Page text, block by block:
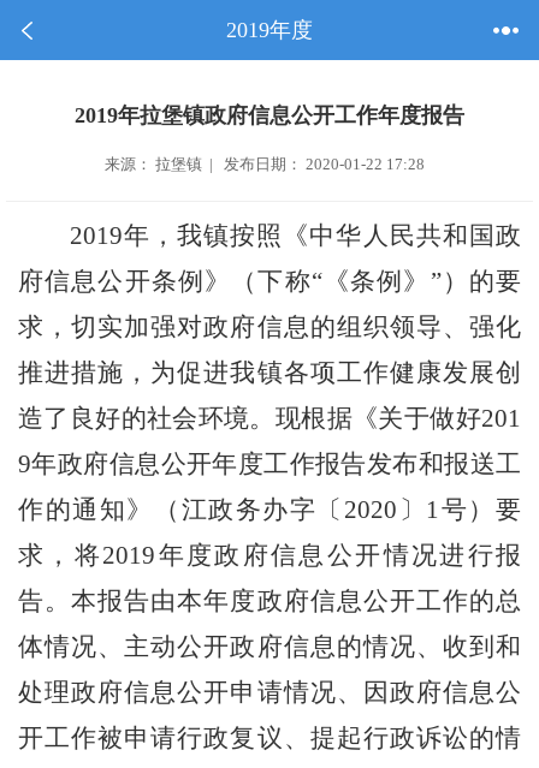
2019年度
2019年拉堡镇政府信息公开工作年度报告
来源： 拉堡镇 | 发布日期： 2020-01-22 17:28
2019年，我镇按照《中华人民共和国政
府信息公开条例》（下称“《条例》”）的要
求，切实加强对政府信息的组织领导、强化
推进措施，为促进我镇各项工作健康发展创
造了良好的社会环境。现根据《关于做好201
9年政府信息公开年度工作报告发布和报送工
作的通知》（江政务办字〔 2020 〕 1号）要
求 ， 将2019年度政府信息公开情况进行报
告。本报告由本年度政府信息公开工作的总
体情况、主动公开政府信息的情况、 收到和
处理政府信息公开申请情况、
因政府信息公
开工作被申请行政复议、提起行政诉讼的情